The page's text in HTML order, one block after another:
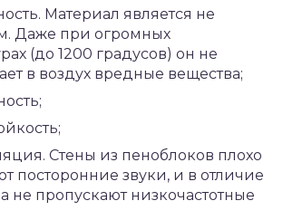
Материал является не
Даже при огромных
(до 1200 градусов) он не
в воздух вредные вещества;
Стены из пеноблоков плохо
посторонние звуки, и в отличие
не пропускают низкочастотные